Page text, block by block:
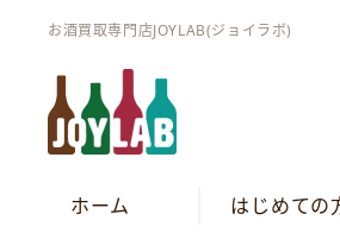
お酒買取専門店JOYLAB(ジョイラボ)
ホーム はじめての